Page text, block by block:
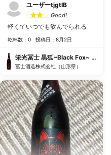
ユーザーtjgtIB
Good!
軽くていつでも飲んでられる
乾杯数：0 投稿日：8月2日
栄光冨士 黒狐~Black Fox~ 純米大
冨士酒造株式会社（山形県）